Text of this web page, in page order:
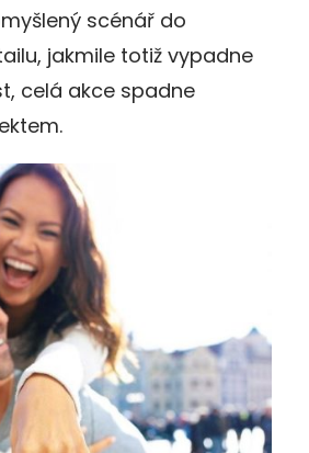
scénář do
jakmile totiž vypadne
celá akce spadne